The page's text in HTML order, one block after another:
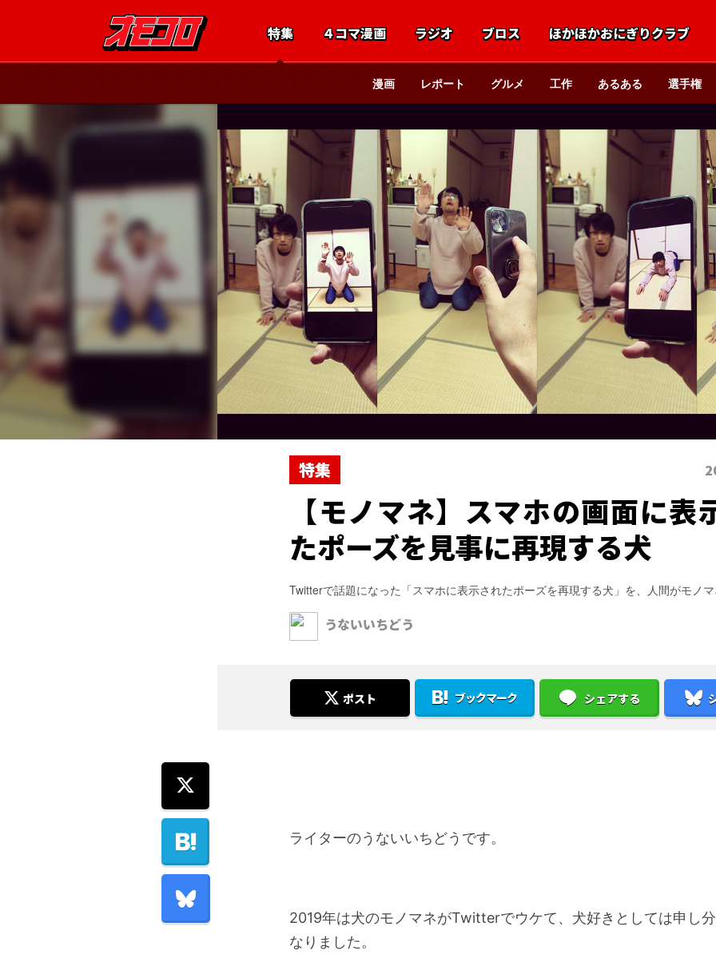
特集 ４コマ漫画 ラジオ ブロス ほかほかおにぎりクラブ
漫画 レポート グルメ 工作 あるある 選手権
特集
【モノマネ】スマホの画面に表
たポーズを見事に再現する犬
Twitterで話題になった「スマホに表示されたポーズを再現する犬」を、人間がモノマ
うないいちどう
ポスト ブックマーク シェアする
ライターのうないいちどうです。
2019年は犬のモノマネがTwitterでウケて、犬好きとしては申し
なりました。